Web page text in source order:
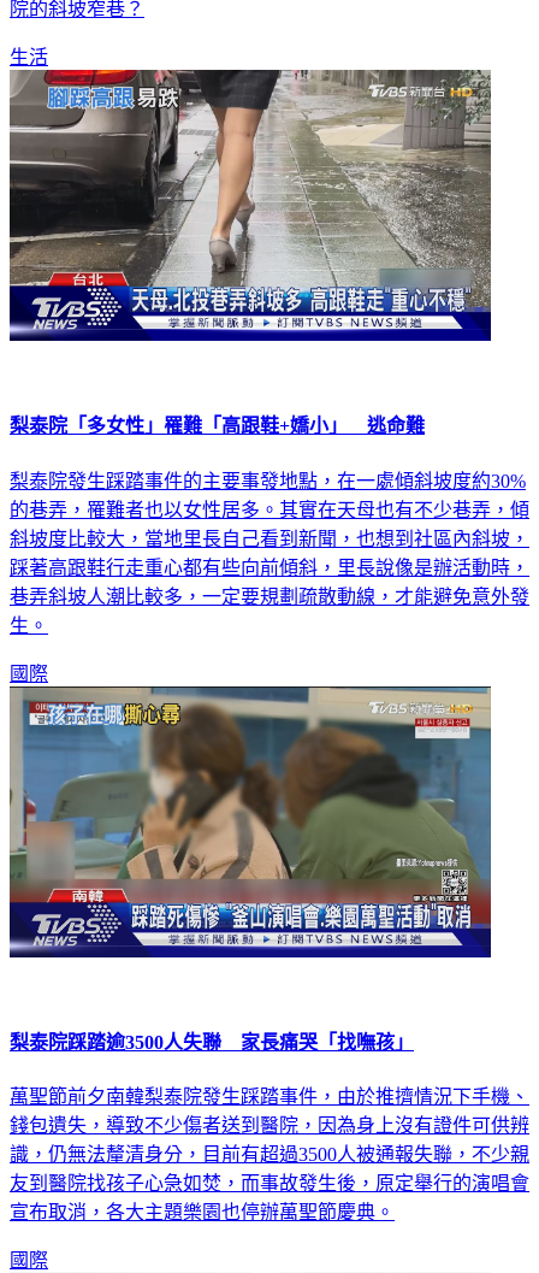
院的斜坡窄巷？
生活
梨泰院「多女性」罹難「高跟鞋+嬌小」 逃命難
梨泰院發生踩踏事件的主要事發地點，在一處傾斜坡度約30%
的巷弄，罹難者也以女性居多。其實在天母也有不少巷弄，傾
斜坡度比較大，當地里長自己看到新聞，也想到社區內斜坡，
踩著高跟鞋行走重心都有些向前傾斜，里長說像是辦活動時，
巷弄斜坡人潮比較多，一定要規劃疏散動線，才能避免意外發
生。
國際
梨泰院踩踏逾3500人失聯 家長痛哭「找嘸孩」
萬聖節前夕南韓梨泰院發生踩踏事件，由於推擠情況下手機、
錢包遺失，導致不少傷者送到醫院，因為身上沒有證件可供辨
識，仍無法釐清身分，目前有超過3500人被通報失聯，不少親
友到醫院找孩子心急如焚，而事故發生後，原定舉行的演唱會
宣布取消，各大主題樂園也停辦萬聖節慶典。
國際